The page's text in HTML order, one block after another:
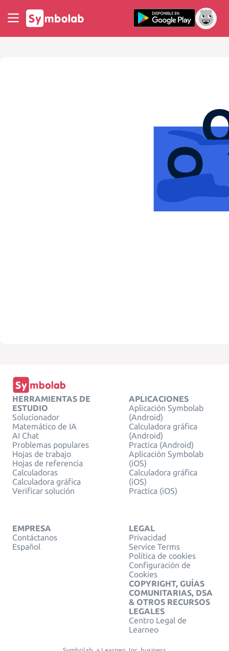
HERRAMIENTAS DE
ESTUDIO
Solucionador
Matemático de IA
AI Chat
Problemas populares
Hojas de trabajo
Hojas de referencia
Calculadoras
Calculadora gráfica
Verificar solución
APLICACIONES
Aplicación Symbolab
(Android)
Calculadora gráfica
(Android)
Practica (Android)
Aplicación Symbolab
(iOS)
Calculadora gráfica
(iOS)
Practica (iOS)
EMPRESA
Contáctanos
Español
LEGAL
Privacidad
Service Terms
Política de cookies
Configuración de
Cookies
COPYRIGHT, GUÍAS
COMUNITARIAS, DSA
& OTROS RECURSOS
LEGALES
Centro Legal de
Learneo